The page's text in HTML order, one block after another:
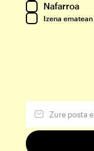
Nafarroa
Izena ematean